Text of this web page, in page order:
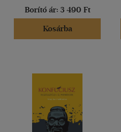
Borító ár: 3 490 Ft
Kosárba